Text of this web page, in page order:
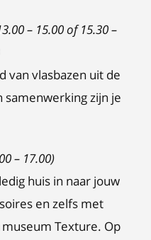
– 15.00 of 15.30 –
van vlasbazen uit de
samenwerking zijn je
– 17.00)
huis in naar jouw
en zelfs met
Texture. Op